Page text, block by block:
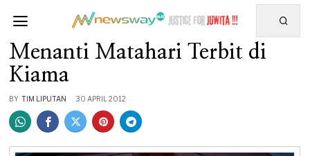
Menanti Matahari Terbit di
Kiama
BY TIM LIPUTAN 30 APRIL 2012